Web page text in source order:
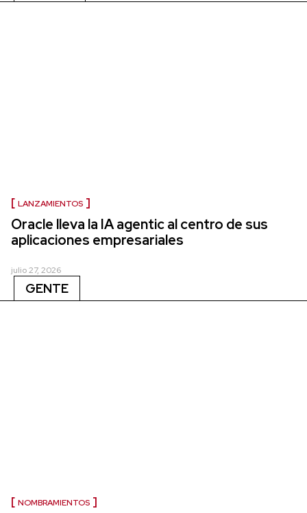
LANZAMIENTOS
Oracle lleva la IA agentic al centro de sus
aplicaciones empresariales
julio 27, 2026
GENTE
NOMBRAMIENTOS